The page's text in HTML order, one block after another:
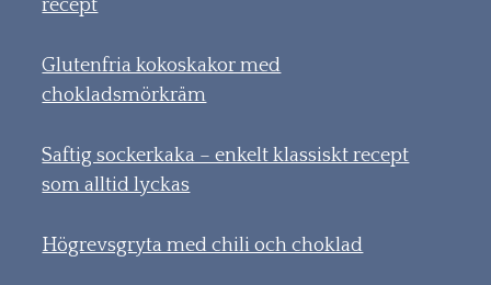
recept
Glutenfria kokoskakor med
chokladsmörkräm
Saftig sockerkaka – enkelt klassiskt recept
som alltid lyckas
Högrevsgryta med chili och choklad